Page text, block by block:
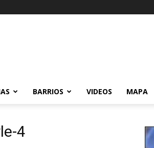
BARRIOS VIDEOS MAPA
4